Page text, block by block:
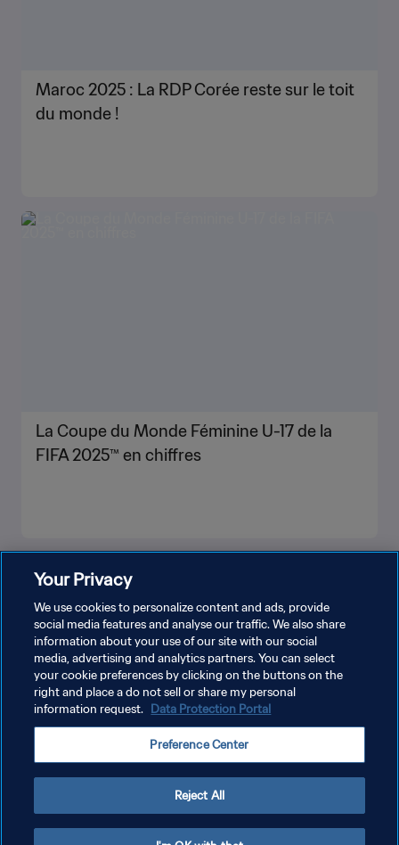
Maroc 2025 : La RDP Corée reste sur le toit
du monde !
La Coupe du Monde Féminine U-17 de la
FIFA 2025™ en chiffres
POLITIQUE DE CONFIDENTIALITÉ
CONDITIONS D'UTILISATION
GÉRER VOS PRÉFÉRENCES SUR LES COOKIES
Copyright © 1994 - 2026 FIFA. Tous droits réservés.
Your Privacy
We use cookies to personalize content and ads, provide
social media features and analyse our traffic. We also share
information about your use of our site with our social
media, advertising and analytics partners. You can select
your cookie preferences by clicking on the buttons on the
right and place a do not sell or share my personal
information request. Data Protection Portal
Preference Center
Reject All